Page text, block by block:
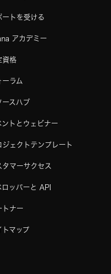
ートを受ける
アカデミー
資格
ーラム
ースハブ
ントとウェビナー
ジェクトテンプレート
タマーサクセス
ロッパーと API
トナー
トマップ